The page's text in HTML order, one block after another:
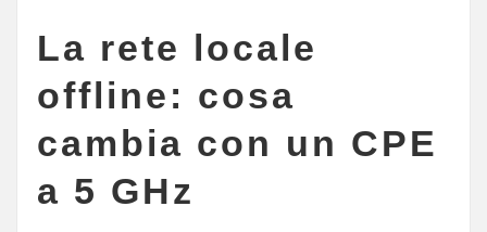
La rete locale
offline: cosa
cambia con un CPE
a 5 GHz